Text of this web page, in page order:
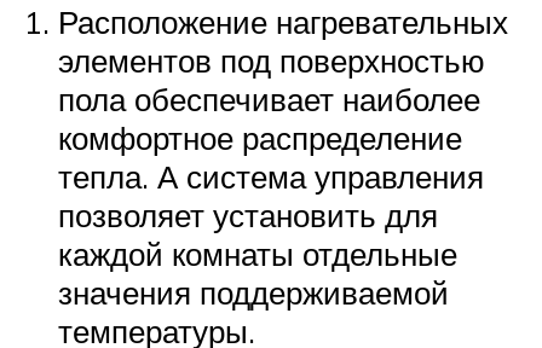
Расположение нагревательных
элементов под поверхностью
пола обеспечивает наиболее
комфортное распределение
тепла. А система управления
позволяет установить для
каждой комнаты отдельные
значения поддерживаемой
температуры.